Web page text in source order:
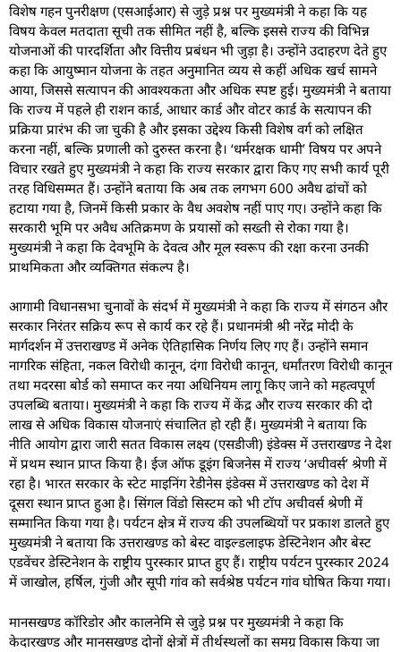
विशेष गहन पुनरीक्षण (एसआईआर) से जुड़े प्रश्न पर मुख्यमंत्री ने कहा कि यह
विषय केवल मतदाता सूची तक सीमित नहीं है, बल्कि इससे राज्य की विभिन्न
योजनाओं की पारदर्शिता और वित्तीय प्रबंधन भी जुड़ा है। उन्होंने उदाहरण देते हुए
कहा कि आयुष्मान योजना के तहत अनुमानित व्यय से कहीं अधिक खर्च सामने
आया, जिससे सत्यापन की आवश्यकता और अधिक स्पष्ट हुई। मुख्यमंत्री ने बताया
कि राज्य में पहले ही राशन कार्ड, आधार कार्ड और वोटर कार्ड के सत्यापन की
प्रक्रिया प्रारंभ की जा चुकी है और इसका उद्देश्य किसी विशेष वर्ग को लक्षित
करना नहीं, बल्कि प्रणाली को दुरुस्त करना है। ‘धर्मरक्षक धामी’ विषय पर अपने
विचार रखते हुए मुख्यमंत्री ने कहा कि राज्य सरकार द्वारा किए गए सभी कार्य पूरी
तरह विधिसम्मत हैं। उन्होंने बताया कि अब तक लगभग 600 अवैध ढांचों को
हटाया गया है, जिनमें किसी प्रकार के वैध अवशेष नहीं पाए गए। उन्होंने कहा कि
सरकारी भूमि पर अवैध अतिक्रमण के प्रयासों को सख्ती से रोका गया है।
मुख्यमंत्री ने कहा कि देवभूमि के देवत्व और मूल स्वरूप की रक्षा करना उनकी
प्राथमिकता और व्यक्तिगत संकल्प है।
आगामी विधानसभा चुनावों के संदर्भ में मुख्यमंत्री ने कहा कि राज्य में संगठन और
सरकार निरंतर सक्रिय रूप से कार्य कर रहे हैं। प्रधानमंत्री श्री नरेंद्र मोदी के
मार्गदर्शन में उत्तराखण्ड में अनेक ऐतिहासिक निर्णय लिए गए हैं। उन्होंने समान
नागरिक संहिता, नकल विरोधी कानून, दंगा विरोधी कानून, धर्मांतरण विरोधी कानून
तथा मदरसा बोर्ड को समाप्त कर नया अधिनियम लागू किए जाने को महत्वपूर्ण
उपलब्धि बताया। मुख्यमंत्री ने कहा कि राज्य में केंद्र और राज्य सरकार की दो
लाख से अधिक विकास योजनाएं संचालित हो रही हैं। मुख्यमंत्री ने बताया कि
नीति आयोग द्वारा जारी सतत विकास लक्ष्य (एसडीजी) इंडेक्स में उत्तराखण्ड ने देश
में प्रथम स्थान प्राप्त किया है। ईज ऑफ डूइंग बिजनेस में राज्य ‘अचीवर्स’ श्रेणी में
रहा है। भारत सरकार के स्टेट माइनिंग रेडीनेस इंडेक्स में उत्तराखण्ड को देश में
दूसरा स्थान प्राप्त हुआ है। सिंगल विंडो सिस्टम को भी टॉप अचीवर्स श्रेणी में
सम्मानित किया गया है। पर्यटन क्षेत्र में राज्य की उपलब्धियों पर प्रकाश डालते हुए
मुख्यमंत्री ने बताया कि उत्तराखण्ड को बेस्ट वाइल्डलाइफ डेस्टिनेशन और बेस्ट
एडवेंचर डेस्टिनेशन के राष्ट्रीय पुरस्कार प्राप्त हुए हैं। राष्ट्रीय पर्यटन पुरस्कार 2024
में जाखोल, हर्षिल, गुंजी और सूपी गांव को सर्वश्रेष्ठ पर्यटन गांव घोषित किया गया।
मानसखण्ड कॉरिडोर और कालनेमि से जुड़े प्रश्न पर मुख्यमंत्री ने कहा कि
केदारखण्ड और मानसखण्ड दोनों क्षेत्रों में तीर्थस्थलों का समग्र विकास किया जा